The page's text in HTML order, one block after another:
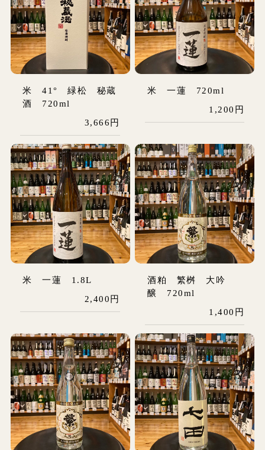
米 41° 緑松 秘蔵
酒 720ml
3,666円
米 一蓮 720ml
1,200円
米 一蓮 1.8L
2,400円
酒粕 繁桝 大吟
醸 720ml
1,400円